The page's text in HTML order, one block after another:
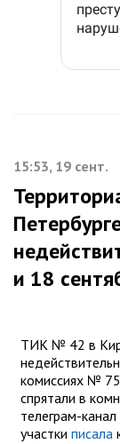
15:53, 19 сент.
и 18
ТИК № 42 в
комиссиях №
спрятали в
телеграм-
участки писала